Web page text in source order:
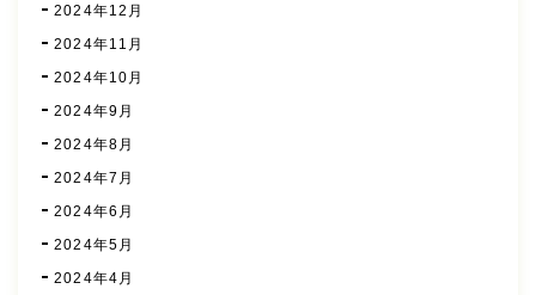
2024年12月
2024年11月
2024年10月
2024年9月
2024年8月
2024年7月
2024年6月
2024年5月
2024年4月